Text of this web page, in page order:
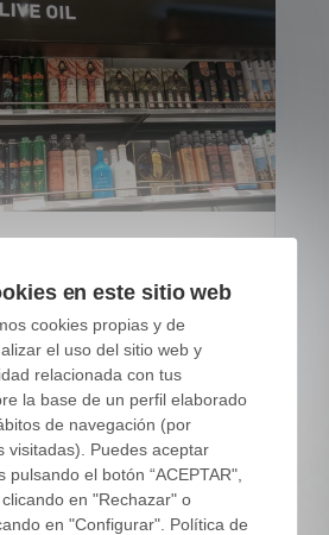
inversores
de AOVE
imágenes de ESAO
en este sitio web
cookies propias y de
el uso del sitio web y
relacionada con tus
la base de un perfil elaborado
de navegación (por
visitadas). Puedes aceptar
pulsando el botón “ACEPTAR",
en "Rechazar" o
en "Configurar". Política de